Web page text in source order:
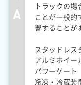
トラックの
ことが一般的
響することが
スタッドレス
アルミホイー
パワーゲート
冷凍・冷蔵装